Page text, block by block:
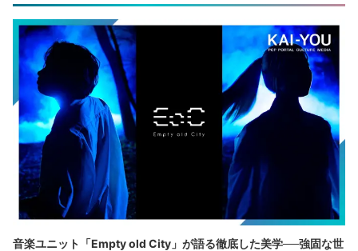
音楽ユニット「Empty old City」が語る徹底した美学──強固な世